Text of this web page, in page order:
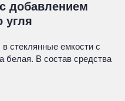
добавлением
угля
стеклянные емкости с
белая. В состав средства